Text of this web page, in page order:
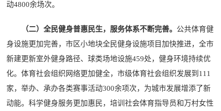
动4800余场次。
（二）全民健身普惠民生，服务体系不断完善。 公共体育健
身设施更加完善，市区小地块全民健身设施项目加快推进，全市
新建更新室外健身路径、球类场地设施459处，健身环境持续优
化。体育社会组织网络更加健全，市级体育社会组织发展到111
家，举办、承办各类赛事活动300余项次，为城市发展增添了新
动能。科学健身服务更加惠民，培训社会体育指导员和万村女性